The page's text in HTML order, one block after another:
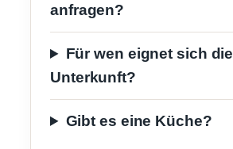
anfragen?
Für wen eignet sich
Unterkunft?
Gibt es eine Küche?